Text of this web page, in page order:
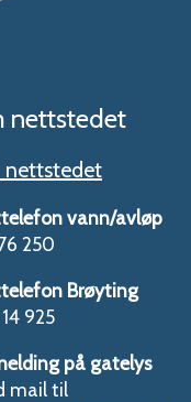
nettstedet
nettstedet
vann/avløp
250
Brøyting
925
på gatelys
mail til